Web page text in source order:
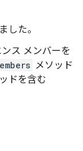
した。
ス メンバーを
メソッド
ドを含む